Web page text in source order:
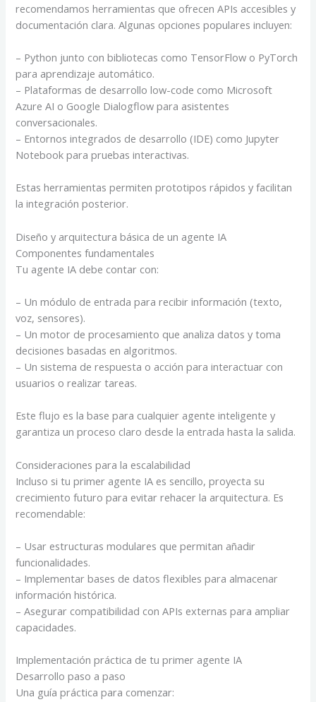
recomendamos herramientas que ofrecen APIs accesibles y
documentación clara. Algunas opciones populares incluyen:
– Python junto con bibliotecas como TensorFlow o PyTorch
para aprendizaje automático.
– Plataformas de desarrollo low-code como Microsoft
Azure AI o Google Dialogflow para asistentes
conversacionales.
– Entornos integrados de desarrollo (IDE) como Jupyter
Notebook para pruebas interactivas.
Estas herramientas permiten prototipos rápidos y facilitan
la integración posterior.
Diseño y arquitectura básica de un agente IA
Componentes fundamentales
Tu agente IA debe contar con:
– Un módulo de entrada para recibir información (texto,
voz, sensores).
– Un motor de procesamiento que analiza datos y toma
decisiones basadas en algoritmos.
– Un sistema de respuesta o acción para interactuar con
usuarios o realizar tareas.
Este flujo es la base para cualquier agente inteligente y
garantiza un proceso claro desde la entrada hasta la salida.
Consideraciones para la escalabilidad
Incluso si tu primer agente IA es sencillo, proyecta su
crecimiento futuro para evitar rehacer la arquitectura. Es
recomendable:
– Usar estructuras modulares que permitan añadir
funcionalidades.
– Implementar bases de datos flexibles para almacenar
información histórica.
– Asegurar compatibilidad con APIs externas para ampliar
capacidades.
Implementación práctica de tu primer agente IA
Desarrollo paso a paso
Una guía práctica para comenzar: